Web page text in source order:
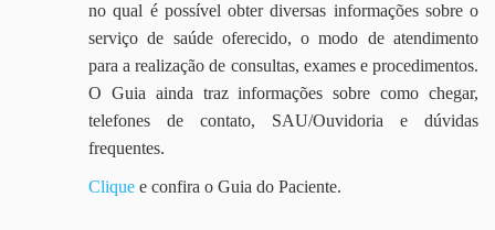
no qual é possível obter diversas informações sobre o
serviço de saúde oferecido, o modo de atendimento
para a realização de consultas, exames e procedimentos.
O Guia ainda traz informações sobre como chegar,
telefones de contato, SAU/Ouvidoria e dúvidas
frequentes.
Clique e confira o Guia do Paciente.